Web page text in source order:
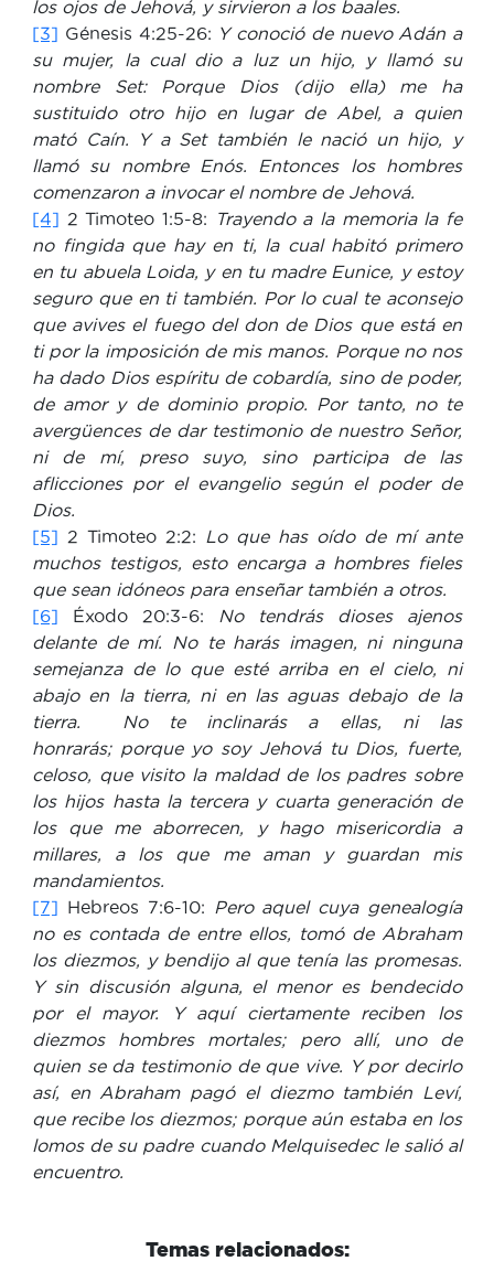
los ojos de Jehová, y sirvieron a los baales.
[3] Génesis 4:25-26: Y conoció de nuevo Adán a
su mujer, la cual dio a luz un hijo, y llamó su
nombre Set: Porque Dios (dijo ella) me ha
sustituido otro hijo en lugar de Abel, a quien
mató Caín. Y a Set también le nació un hijo, y
llamó su nombre Enós. Entonces los hombres
comenzaron a invocar el nombre de Jehová.
[4] 2 Timoteo 1:5-8:
Trayendo a la memoria la fe
no fingida que hay en ti, la cual habitó primero
en tu abuela Loida, y en tu madre Eunice, y estoy
seguro que en ti también. Por lo cual te aconsejo
que avives el fuego del don de Dios que está en
ti por la imposición de mis manos. Porque no nos
ha dado Dios espíritu de cobardía, sino de poder,
de amor y de dominio propio. Por tanto, no te
avergüences de dar testimonio de nuestro Señor,
ni de mí, preso suyo, sino participa de las
aflicciones por el evangelio según el poder de
Dios.
[5] 2 Timoteo 2:2:
Lo que has oído de mí ante
muchos testigos, esto encarga a hombres fieles
que sean idóneos para enseñar también a otros.
[6] Éxodo 20:3-6:
No tendrás dioses ajenos
delante de mí. No te harás imagen, ni ninguna
semejanza de lo que esté arriba en el cielo, ni
abajo en la tierra, ni en las aguas debajo de la
tierra.
No te inclinarás a ellas, ni las
honrarás; porque yo soy Jehová tu Dios, fuerte,
celoso, que visito la maldad de los padres sobre
los hijos hasta la tercera y cuarta generación de
los que me aborrecen, y hago misericordia a
millares, a los que me aman y guardan mis
mandamientos.
[7] Hebreos 7:6-10:
Pero aquel cuya genealogía
no es contada de entre ellos, tomó de Abraham
los diezmos, y bendijo al que tenía las promesas.
Y sin discusión alguna, el menor es bendecido
por el mayor. Y aquí ciertamente reciben los
diezmos hombres mortales; pero allí, uno de
quien se da testimonio de que vive. Y por decirlo
así, en Abraham pagó el diezmo también Leví,
que recibe los diezmos; porque aún estaba en los
lomos de su padre cuando Melquisedec le salió al
encuentro.
Temas relacionados: